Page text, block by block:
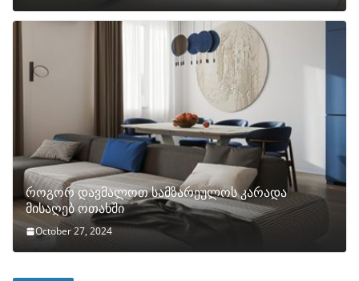
როგორ დავმალოთ სამზარეულოს კარადა
მისაღებ ოთახში
October 27, 2024